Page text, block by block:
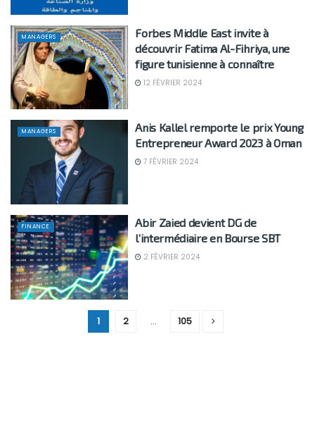
MANAGERS
Forbes Middle East invite à
découvrir Fatima Al-Fihriya, une
figure tunisienne à connaître
12 FÉVRIER 2024
MANAGERS
Anis Kallel remporte le prix Young
Entrepreneur Award 2023 à Oman
7 FÉVRIER 2024
FINANCE
Abir Zaied devient DG de
l’intermédiaire en Bourse SBT
2 FÉVRIER 2024
1 2 … 105